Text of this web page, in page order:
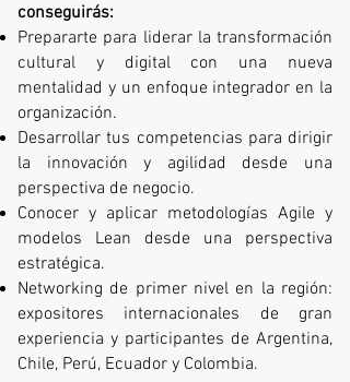
conseguirás:
Prepararte para liderar la transformación
cultural y digital con una nueva
mentalidad y un enfoque integrador en la
organización.
Desarrollar tus competencias para dirigir
la innovación y agilidad desde una
perspectiva de negocio.
Conocer y aplicar metodologías Agile y
modelos Lean desde una perspectiva
estratégica.
Networking de primer nivel en la región:
expositores internacionales de gran
experiencia y participantes de Argentina,
Chile, Perú, Ecuador y Colombia.